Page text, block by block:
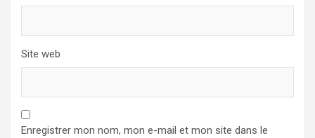
Site web
Enregistrer mon nom, mon e-mail et mon site dans le